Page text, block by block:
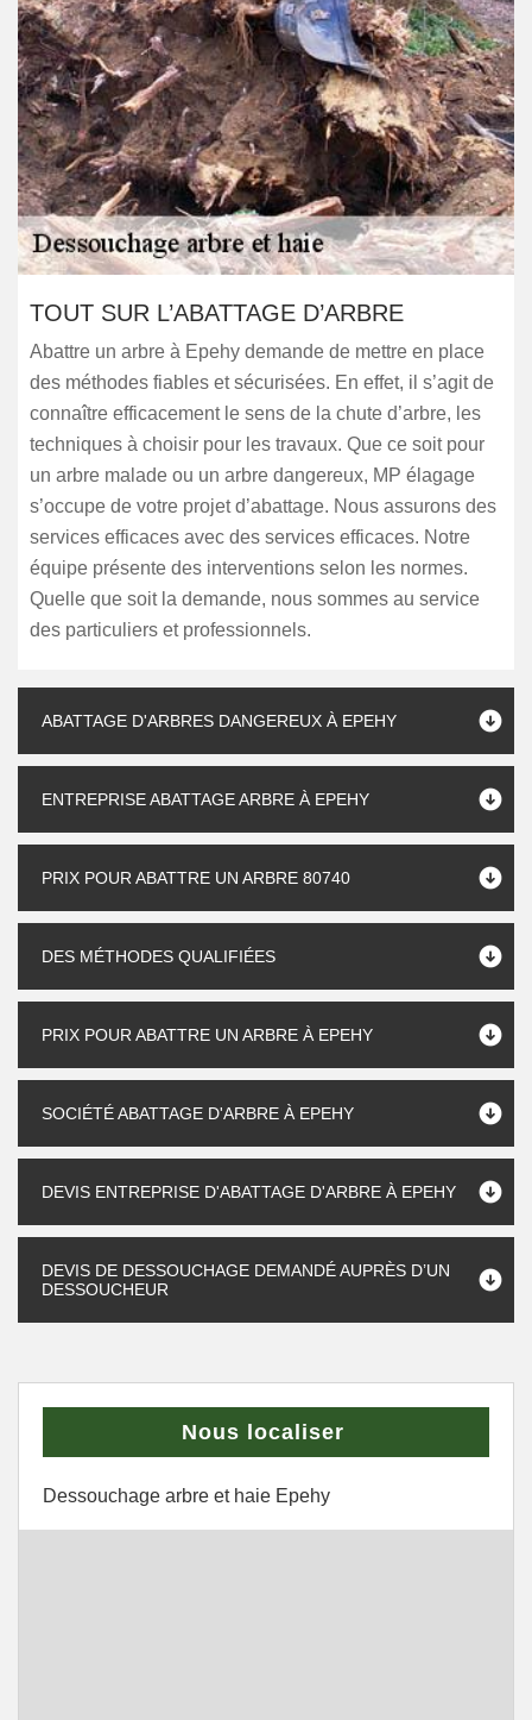
TOUT SUR L’ABATTAGE D’ARBRE
Abattre un arbre à Epehy demande de mettre en place
des méthodes fiables et sécurisées. En effet, il s’agit de
connaître efficacement le sens de la chute d’arbre, les
techniques à choisir pour les travaux. Que ce soit pour
un arbre malade ou un arbre dangereux, MP élagage
s’occupe de votre projet d’abattage. Nous assurons des
services efficaces avec des services efficaces. Notre
équipe présente des interventions selon les normes.
Quelle que soit la demande, nous sommes au service
des particuliers et professionnels.
ABATTAGE D'ARBRES DANGEREUX À EPEHY
ENTREPRISE ABATTAGE ARBRE À EPEHY
PRIX POUR ABATTRE UN ARBRE 80740
DES MÉTHODES QUALIFIÉES
PRIX POUR ABATTRE UN ARBRE À EPEHY
SOCIÉTÉ ABATTAGE D'ARBRE À EPEHY
DEVIS ENTREPRISE D'ABATTAGE D'ARBRE À EPEHY
DEVIS DE DESSOUCHAGE DEMANDÉ AUPRÈS D’UN
DESSOUCHEUR
Nous localiser
Dessouchage arbre et haie Epehy